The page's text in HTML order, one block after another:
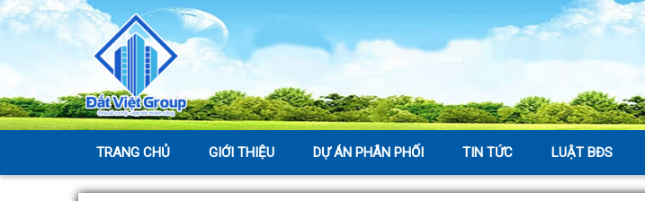
TRANG CHỦ GIỚI THIỆU DỰ ÁN PHÂN PHỐI TIN TỨC LUẬT BĐS